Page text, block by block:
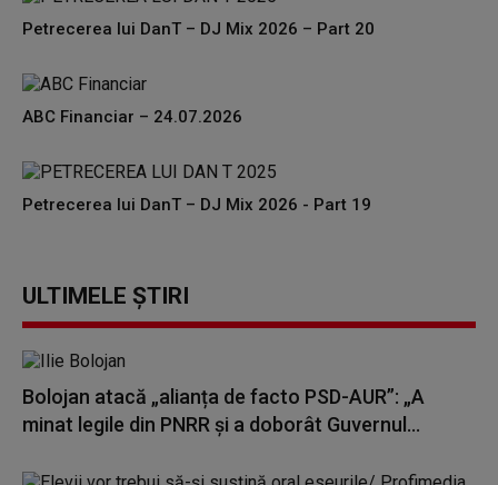
Petrecerea lui DanT – DJ Mix 2026 – Part 20
ABC Financiar – 24.07.2026
Petrecerea lui DanT – DJ Mix 2026 - Part 19
ULTIMELE ȘTIRI
Bolojan atacă „alianța de facto PSD-AUR”: „A
minat legile din PNRR și a doborât Guvernul...